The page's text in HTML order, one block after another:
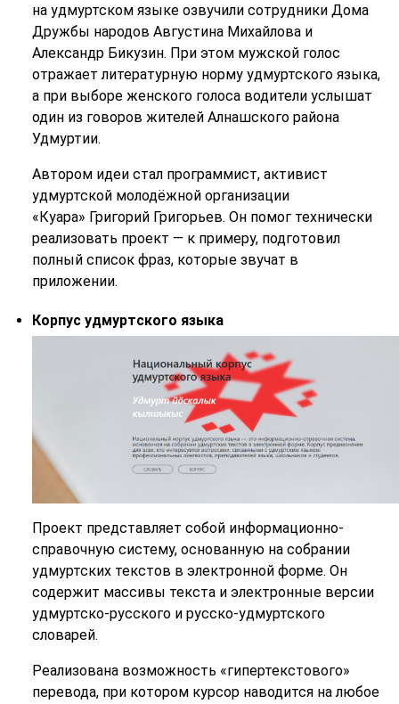
на удмуртском языке озвучили сотрудники Дома
Дружбы народов Августина Михайлова и
Александр Бикузин. При этом мужской голос
отражает литературную норму удмуртского языка,
а при выборе женского голоса водители услышат
один из говоров жителей Алнашского района
Удмуртии.
Автором идеи стал программист, активист
удмуртской молодёжной организации
«Куара» Григорий Григорьев. Он помог технически
реализовать проект — к примеру, подготовил
полный список фраз, которые звучат в
приложении.
Корпус удмуртского языка
Проект представляет собой информационно-
справочную систему, основанную на собрании
удмуртских текстов в электронной форме. Он
содержит массивы текста и электронные версии
удмуртско-русского и русско-удмуртского
словарей.
Реализована возможность «гипертекстового»
перевода, при котором курсор наводится на любое